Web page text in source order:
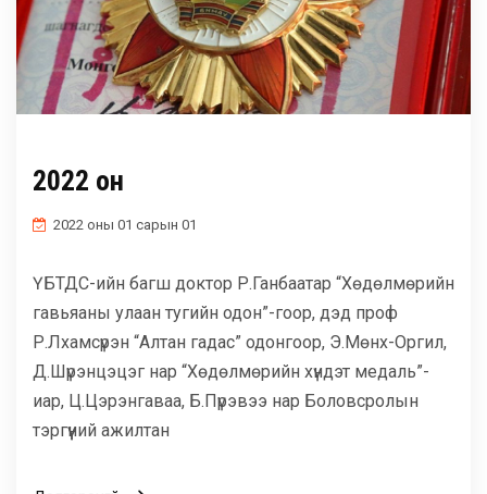
2022 он
2022 оны 01 сарын 01
ҮБТДС-ийн багш доктор Р.Ганбаатар “Хөдөлмөрийн
гавьяаны улаан тугийн одон”-гоор, дэд проф
Р.Лхамсүрэн “Алтан гадас” одонгоор, Э.Мөнх-Оргил,
Д.Шүрэнцэцэг нар “Хөдөлмөрийн хүндэт медаль”-
иар, Ц.Цэрэнгаваа, Б.Пүрэвээ нар Боловсролын
тэргүүний ажилтан